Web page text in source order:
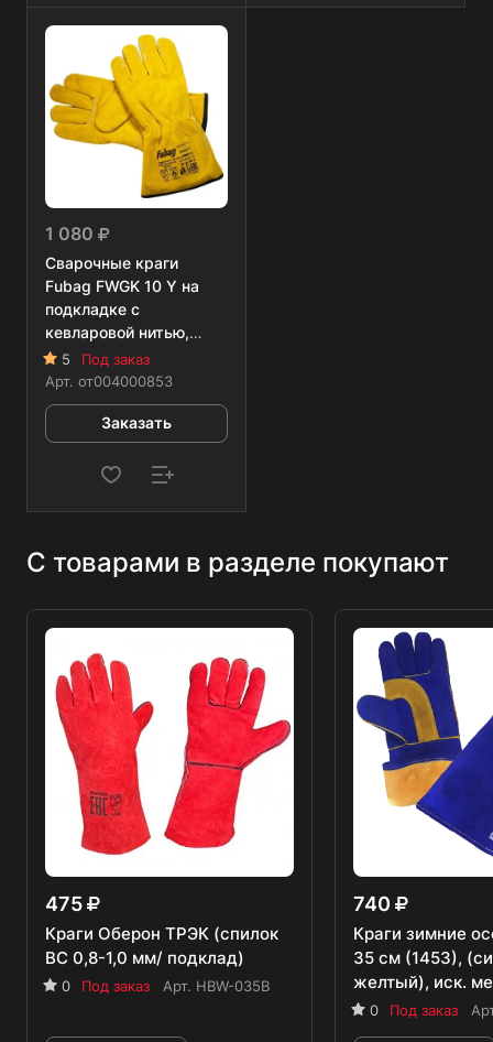
1 080
Сварочные краги
Fubag FWGK 10 Y на
подкладке с
кевларовой нитью,
желтые
5
Под заказ
Арт. от004000853
Заказать
С товарами в разделе покупают
475
Краги Оберон ТРЭК (спилок
BC 0,8-1,0 мм/ подклад)
0 Под заказ Арт. HBW-035B
740
Краги зимние
35 см (1453),
желтый), иск.
0 Под заказ